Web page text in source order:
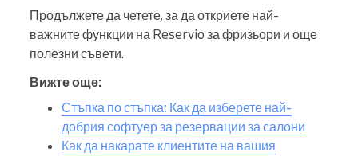
Продължете да четете, за да откриете най-
важните функции на Reservio за фризьори и още
полезни съвети.
Вижте още:
Стъпка по стъпка: Как да изберете най-
добрия софтуер за резервации за салони
Как да накарате клиентите на вашия